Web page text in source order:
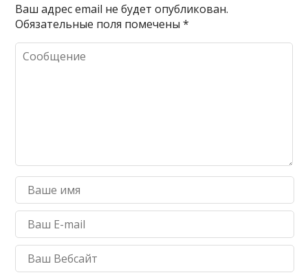
Ваш адрес email не будет опубликован.
Обязательные поля помечены*